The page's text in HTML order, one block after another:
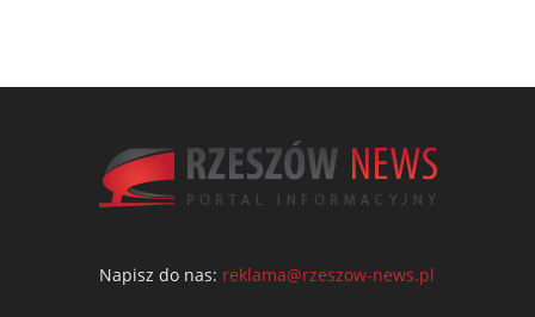
Napisz do nas: reklama@rzeszow-news.pl